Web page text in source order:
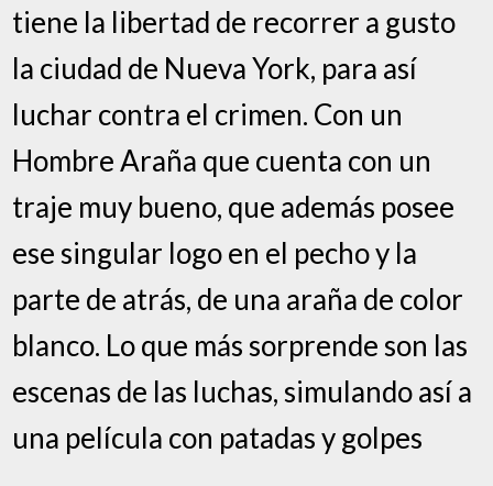
tiene la libertad de recorrer a gusto
la ciudad de Nueva York, para así
luchar contra el crimen. Con un
Hombre Araña que cuenta con un
traje muy bueno, que además posee
ese singular logo en el pecho y la
parte de atrás, de una araña de color
blanco. Lo que más sorprende son las
escenas de las luchas, simulando así a
una película con patadas y golpes